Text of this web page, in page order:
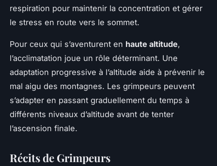
respiration pour maintenir la concentration et gérer
le stress en route vers le sommet.
Pour ceux qui s’aventurent en haute altitude,
l’acclimatation joue un rôle déterminant. Une
adaptation progressive à l’altitude aide à prévenir le
mal aigu des montagnes. Les grimpeurs peuvent
s’adapter en passant graduellement du temps à
différents niveaux d’altitude avant de tenter
l’ascension finale.
Récits de Grimpeurs